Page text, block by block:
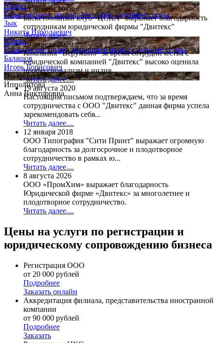
Юрист
Гражданское и жилищное право, судебные споры
Зык
Никита Николаевич
Юрист
Гражданское право, жилищное право, судебные споры
Балашов
Игорь Борисович
Помощник руководителя
Ипполитова
Анна Викторовна
12 января 2018
Баскетбольный клуб "ЦСКА" выражает благодарность
сотрудникам юридической фирмы "Двитекс"
Читать далее....
20 апреля 2020
Компания "ВерумБио" за время сотрудничества с
юридической компанией "Двитекс" высоко оценила
профессионализм и индив...
Читать далее....
19 августа 2020
Настоящим письмом подтверждаем, что за время
сотрудничества с ООО "Двитекс" данная фирма успела
зарекомендовать себя...
Читать далее....
12 января 2018
ООО Типография "Сити Принт" выражает огромную
благодарность за долгосрочное и плодотворное
сотрудничество в рамках ю...
Читать далее....
8 августа 2026
ООО «ПромХим» выражает благодарность
Юридической фирме «Двитекс» за многолетнее и
плодотворное сотрудничество.
Читать далее....
Цены на услуги по регистрации и
юридическому сопровождению бизнеса
Регистрация ООО
от 20 000 рублей
Подробнее
Заказать онлайн
Аккредитация филиала, представительства иностранной
компании
от 90 000 рублей
Подробнее
Заказать